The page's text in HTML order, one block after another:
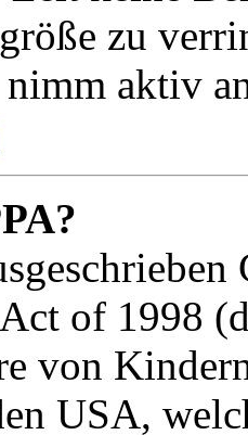
zu
nimm aktiv
of 1998
von
USA,